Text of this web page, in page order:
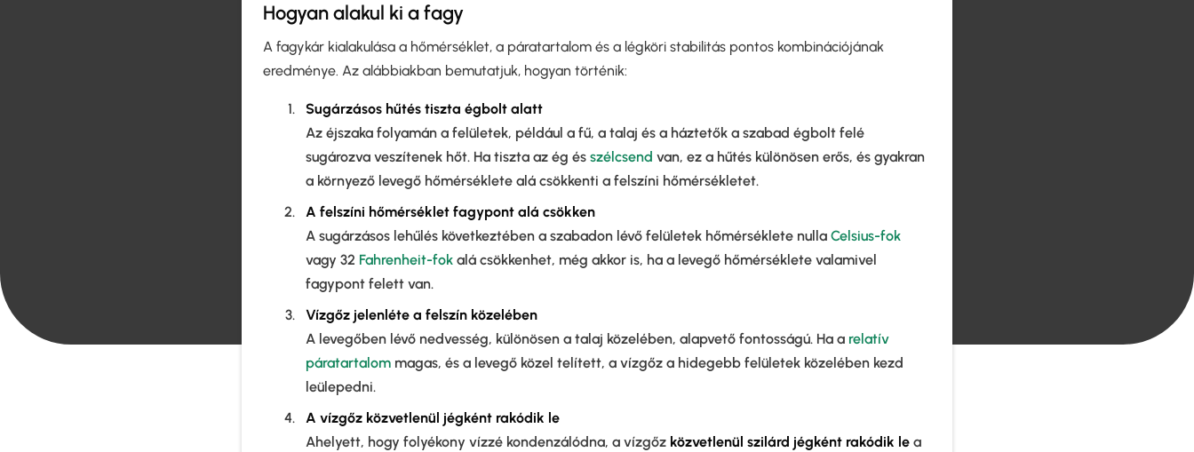
Hogyan alakul ki a fagy
A fagykár kialakulása a hőmérséklet, a páratartalom és a légköri stabilitás pontos kombinációjának
eredménye. Az alábbiakban bemutatjuk, hogyan történik:
Sugárzásos hűtés tiszta égbolt alatt
Az éjszaka folyamán a felületek, például a fű, a talaj és a háztetők a szabad égbolt felé
sugározva veszítenek hőt. Ha tiszta az ég és szélcsend van, ez a hűtés különösen erős, és gyakran
a környező levegő hőmérséklete alá csökkenti a felszíni hőmérsékletet.
A felszíni hőmérséklet fagypont alá csökken
A sugárzásos lehűlés következtében a szabadon lévő felületek hőmérséklete nulla Celsius-fok
vagy 32 Fahrenheit-fok alá csökkenhet, még akkor is, ha a levegő hőmérséklete valamivel
fagypont felett van.
Vízgőz jelenléte a felszín közelében
A levegőben lévő nedvesség, különösen a talaj közelében, alapvető fontosságú. Ha a relatív
páratartalom magas, és a levegő közel telített, a vízgőz a hidegebb felületek közelében kezd
leülepedni.
A vízgőz közvetlenül jégként rakódik le
Ahelyett, hogy folyékony vízzé kondenzálódna, a vízgőz közvetlenül szilárd jégként rakódik le a